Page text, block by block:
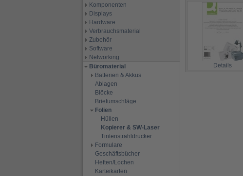
Komponenten
Displays
Hardware
Verbrauchsmaterial
Zubehör
Software
Networking
Büromaterial
Batterien & Akkus
Ablagen
Blöcke
Briefumschläge
Folien
Hüllen
Kopierer & SW-Laser
Tintenstrahldrucker
Formulare
Geschäftsbücher
Heften/Lochen
Karteikarten
Details